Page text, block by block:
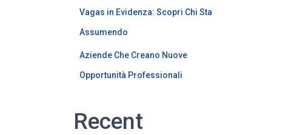
Vagas in Evidenza: Scopri Chi Sta
Assumendo
Aziende Che Creano Nuove
Opportunità Professionali
Recent